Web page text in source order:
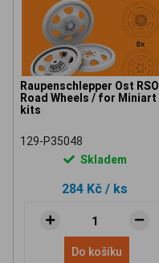
Raupenschlepper Ost RSO
Road Wheels / for Miniart
kits
129-P35048
Skladem
284 Kč / ks
Do košíku